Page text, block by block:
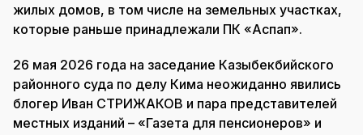
жилых домов, в том числе на земельных участках,
которые раньше принадлежали ПК «Аспап».
26 мая 2026 года на заседание Казыбекбийского
районного суда по делу Кима неожиданно явились
блогер Иван СТРИЖАКОВ и пара представителей
местных изданий – «Газета для пенсионеров» и